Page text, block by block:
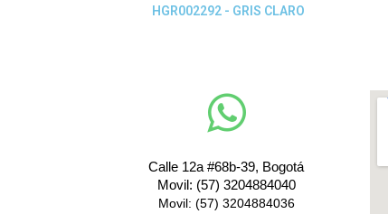
Quick View
HGR002292 - GRIS CLARO
Calle 12a #68b-39, Bogotá
Movil: (57) 3204884040
Movil: (57) 3204884036